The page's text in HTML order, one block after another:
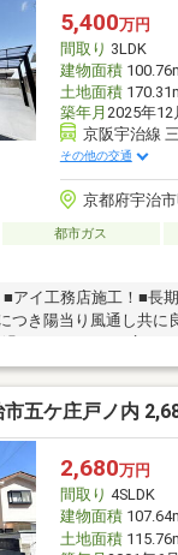
学やご予約受付中！
LINEやお電話でご連絡
5,400万円
間取り 3LDK
建物面積
土地面積
築年月 2025年12
京阪宇治線
その他の交通
京都府宇治
都市ガス
アイ工務店施工！■長
つき陽当り風通し共に
実の住宅です♪■広々と
□近隣環境■京阪「三室
宇治中学校：徒歩46
日の見学だけでなくご
、GI不動産までご相談
でもご連絡いただけま
五ケ庄戸ノ内
2,680万円
間取り 4SLDK
建物面積
土地面積